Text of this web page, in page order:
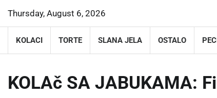
content
Thursday, August 6, 2026
KOLACI TORTE SLANA JELA OSTALO
KOLAč SA JABUKAMA: